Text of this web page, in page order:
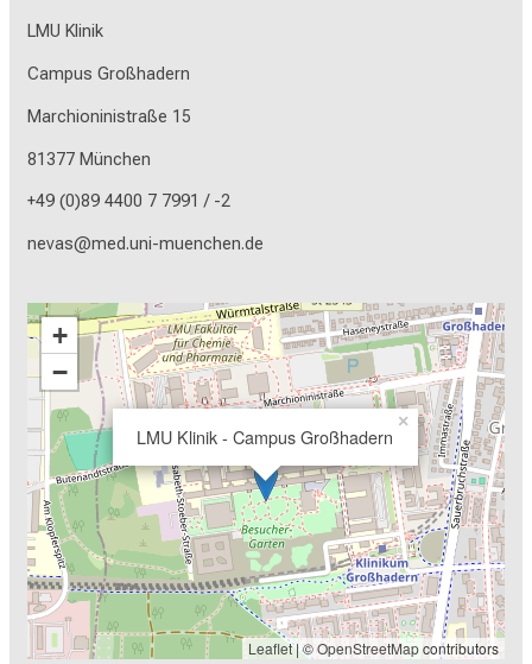
LMU Klinik
Campus Großhadern
Marchioninistraße 15
81377 München
+49 (0)89 4400 7 7991 / -2
nevas@med.uni-muenchen.de
LMU Klinik - Campus Großhadern
×
+
−
Leaflet| ©OpenStreetMapcontributors